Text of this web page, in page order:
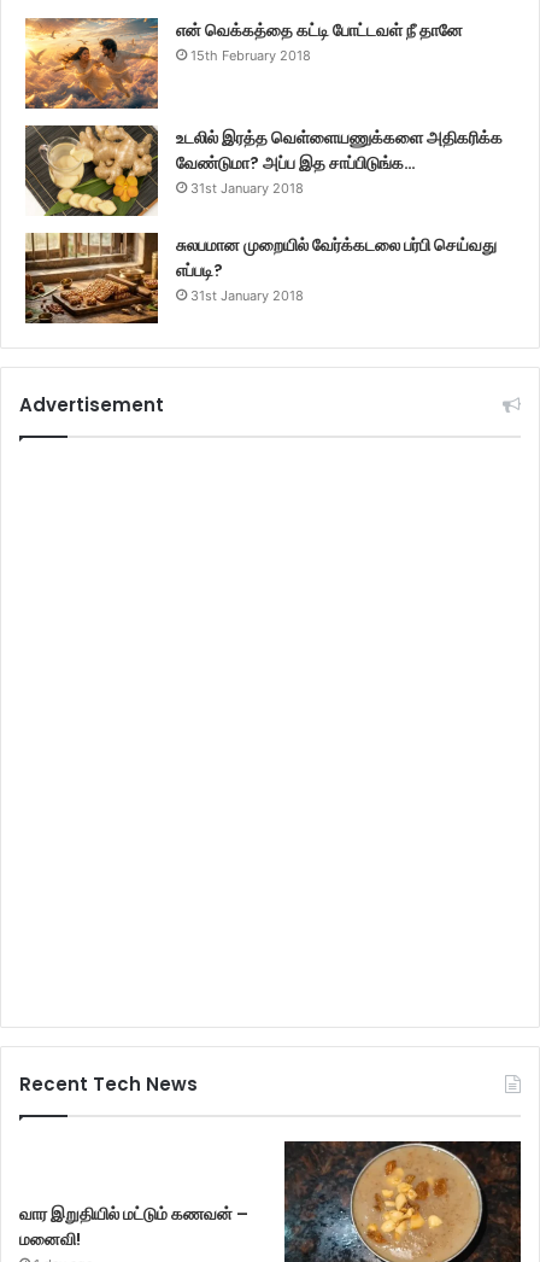
என் வெக்கத்தை கட்டி போட்டவள் நீ தானே
15th February 2018
உடலில் இரத்த வெள்ளையணுக்களை அதிகரிக்க
வேண்டுமா? அப்ப இத சாப்பிடுங்க…
31st January 2018
சுலபமான முறையில் வேர்க்கடலை பர்பி செய்வது
எப்படி?
31st January 2018
Advertisement
Recent Tech News
வார இறுதியில் மட்டும் கணவன் –
மனைவி!